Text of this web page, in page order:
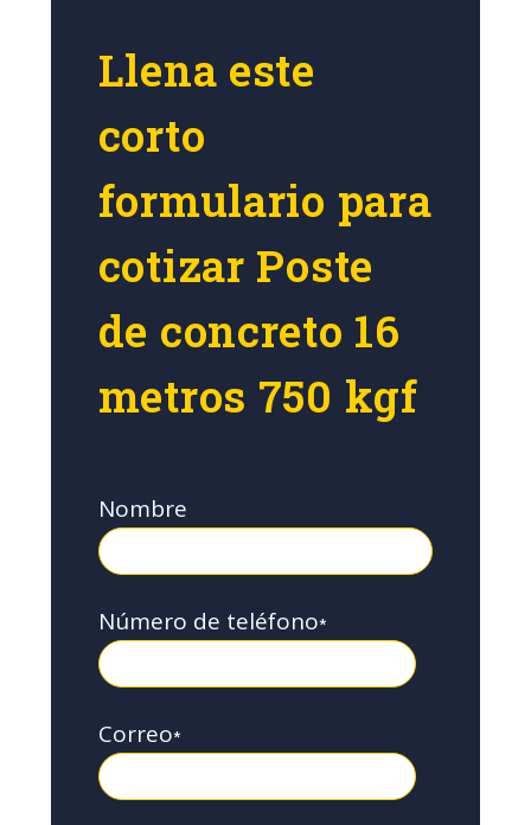
Llena este
corto
formulario para
cotizar Poste
de concreto 16
metros 750 kgf
Nombre
Número de teléfono*
Correo*